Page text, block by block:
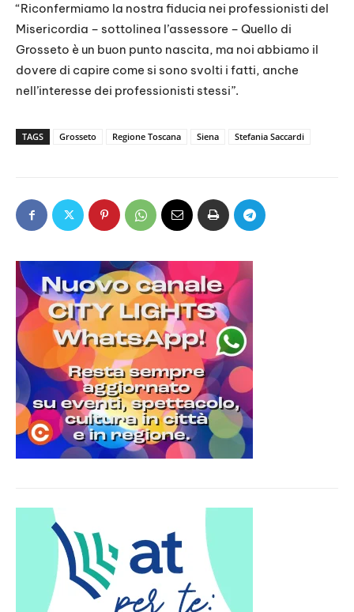
“Riconfermiamo la nostra fiducia nei professionisti del
Misericordia – sottolinea l’assessore – Quello di
Grosseto è un buon punto nascita, ma noi abbiamo il
dovere di capire come si sono svolti i fatti, anche
nell’interesse dei professionisti stessi”.
TAGS Grosseto Regione Toscana Siena Stefania Saccardi